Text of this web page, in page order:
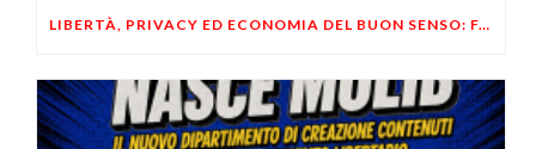
LIBERTÀ, PRIVACY ED ECONOMIA DEL BUON SENSO: FACCO E MUSUMECI A CASALECCHIO DI RENO (BO)